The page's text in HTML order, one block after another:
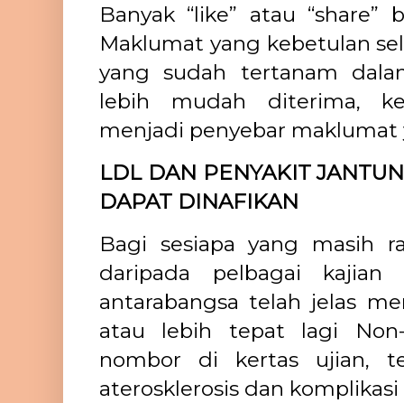
Banyak “like” atau “share”
Maklumat yang kebetulan
yang sudah tertanam
lebih mudah diterima,
menjadi penyebar maklumat
LDL DAN PENYAKIT
DAPAT DINAFIKAN
Bagi sesiapa yang masih
daripada pelbagai kajian
antarabangsa telah jelas
atau lebih tepat lagi Non-
nombor di kertas ujian,
aterosklerosis dan